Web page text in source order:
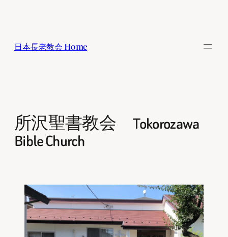
日本長老教会 Home
所沢聖書教会 Tokorozawa
Bible Church